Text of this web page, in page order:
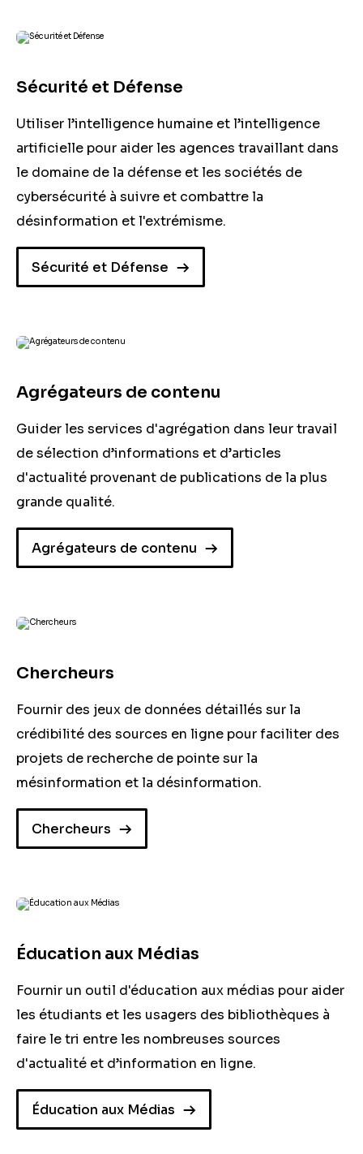
Sécurité et Défense
Utiliser l’intelligence humaine et l’intelligence
artificielle pour aider les agences travaillant dans
le domaine de la défense et les sociétés de
cybersécurité à suivre et combattre la
désinformation et l'extrémisme.
Sécurité et Défense
Agrégateurs de contenu
Guider les services d'agrégation dans leur travail
de sélection d’informations et d’articles
d'actualité provenant de publications de la plus
grande qualité.
Agrégateurs de contenu
Chercheurs
Fournir des jeux de données détaillés sur la
crédibilité des sources en ligne pour faciliter des
projets de recherche de pointe sur la
mésinformation et la désinformation.
Chercheurs
Éducation aux Médias
Fournir un outil d'éducation aux médias pour aider
les étudiants et les usagers des bibliothèques à
faire le tri entre les nombreuses sources
d'actualité et d’information en ligne.
Éducation aux Médias